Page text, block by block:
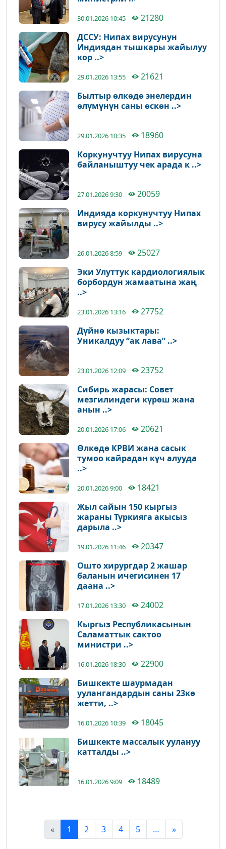
30.01.2026 10:45
21280
ДССУ: Нипах вирусунун
Индиядан тышкары жайылуу
кор ..>
29.01.2026 13:55
21621
Былтыр өлкөдө энелердин
өлүмүнүн саны өскөн ..>
29.01.2026 10:35
18960
Коркунучтуу Нипах вирусуна
байланыштуу чек арада к ..>
27.01.2026 9:30
20059
Индияда коркунучтуу Нипах
вирусу жайылды ..>
26.01.2026 8:59
25027
Эки Улуттук кардиологиялык
борбордун жамаатына жаң
..>
23.01.2026 13:16
27752
Дүйнө кызыктары:
Уникалдуу “ак лава” ..>
23.01.2026 12:09
23752
Сибирь жарасы: Совет
мезгилиндеги күрөш жана
анын ..>
20.01.2026 17:06
20621
Өлкөдө КРВИ жана сасык
тумоо кайрадан күч алууда
..>
20.01.2026 9:00
18421
Жыл сайын 150 кыргыз
жараны Түркияга акысыз
дарыла ..>
19.01.2026 11:46
20347
Ошто хирургдар 2 жашар
баланын ичегисинен 17
даана ..>
17.01.2026 13:30
24002
Кыргыз Республикасынын
Саламаттык сактоо
министри ..>
16.01.2026 18:30
22900
Бишкекте шаурмадан
уулангандардын саны 23кө
жетти, ..>
16.01.2026 10:39
18045
Бишкекте массалык уулануу
катталды ..>
16.01.2026 9:09 18489
« 1 2 3 4 5 … »